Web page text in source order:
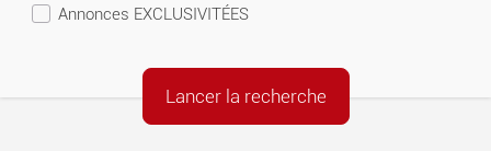
Annonces EXCLUSIVITÉES